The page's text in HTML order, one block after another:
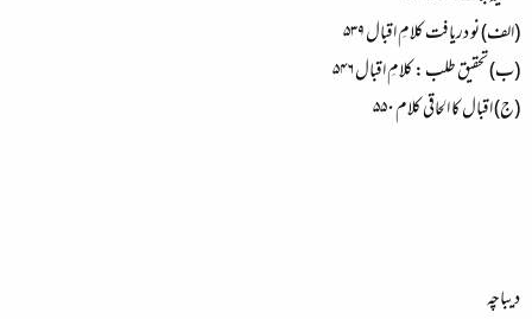
(الف) نو دریافت کلامِ اقبال ۵۳۹
(ب) تحقیق طلب : کلامِ اقبال ۵۴۶
(ج) اقبال کا الحاقی کلام ۵۵۰
دیباچہ